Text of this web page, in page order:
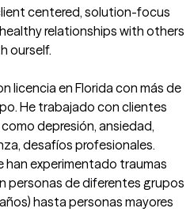
centered, solution-focus
relationships with others
ourself.
licencia en Florida con más de
He trabajado con clientes
depresión, ansiedad,
desafíos profesionales.
han experimentado traumas
personas de diferentes grupos
hasta personas mayores